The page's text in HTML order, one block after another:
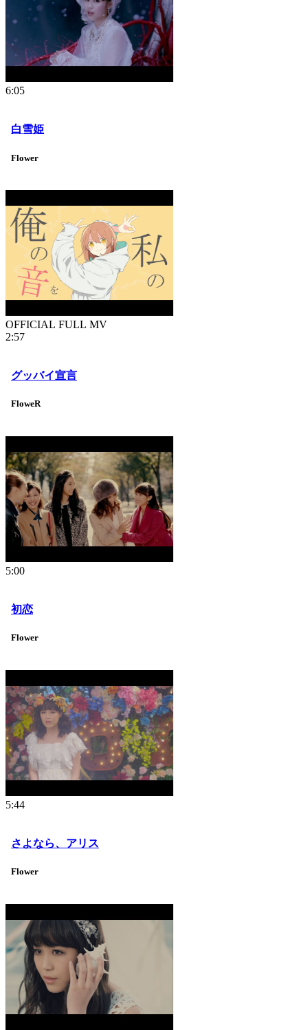
6:05
白雪姫
Flower
OFFICIAL FULL MV
2:57
グッバイ宣言
FloweR
5:00
初恋
Flower
5:44
さよなら、アリス
Flower